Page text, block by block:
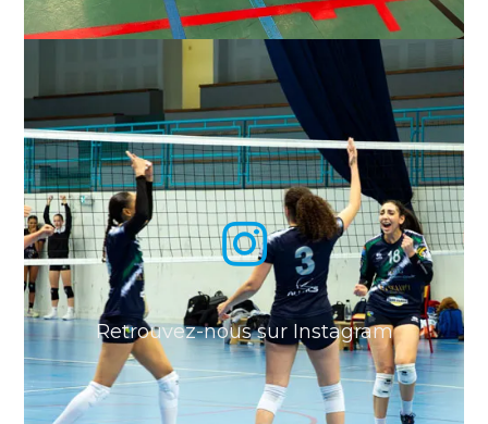
Retrouvez-nous sur Instagram